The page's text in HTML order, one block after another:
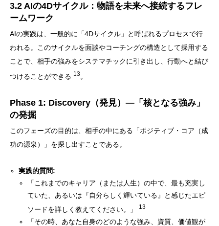
3.2 AIの4Dサイクル：物語を未来へ接続するフレ
ームワーク
AIの実践は、一般的に「4Dサイクル」と呼ばれるプロセスで行
われる。このサイクルを面談やコーチングの構造として採用する
ことで、相手の強みをシステマチックに引き出し、行動へと結び
つけることができる 13。
Phase 1: Discovery（発見）―「核となる強み」
の発掘
このフェーズの目的は、相手の中にある「ポジティブ・コア（成
功の源泉）」を探し出すことである。
実践的質問:
「これまでのキャリア（または人生）の中で、最も充実し
ていた、あるいは『自分らしく輝いている』と感じたエピ
ソードを詳しく教えてください。」
13
「その時、あなた自身のどのような強み、資質、価値観が